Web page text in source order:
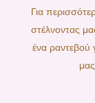
Για
στέλνοντας
ένα ραντεβού